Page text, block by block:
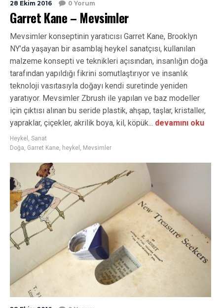
28 Ekim 2016 0 Yorum
Garret Kane – Mevsimler
Mevsimler konseptinin yaratıcısı Garret Kane, Brooklyn
NY’da yaşayan bir asamblaj heykel sanatçısı, kullanılan
malzeme konsepti ve teknikleri açısından, insanlığın doğa
tarafından yapıldığı fikrini somutlaştırıyor ve insanlık
teknoloji vasıtasıyla doğayı kendi suretinde yeniden
yaratıyor. Mevsimler Zbrush ile yapılan ve baz modeller
için çıktısı alınan bu seride plastik, ahşap, taşlar, kristaller,
yapraklar, çiçekler, akrilik boya, kil, köpük... devamını oku
Heykel , Sanat
Doğa, Garret Kane, heykel , Mevsimler